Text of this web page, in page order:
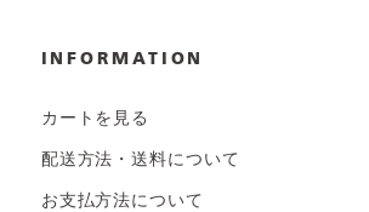
INFORMATION
カートを見る
配送方法・送料について
お支払方法について